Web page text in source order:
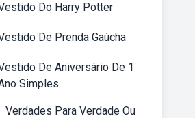
Do Harry Potter
De Prenda Gaúcha
De Aniversário De 1
Simples
Verdades Para Verdade Ou